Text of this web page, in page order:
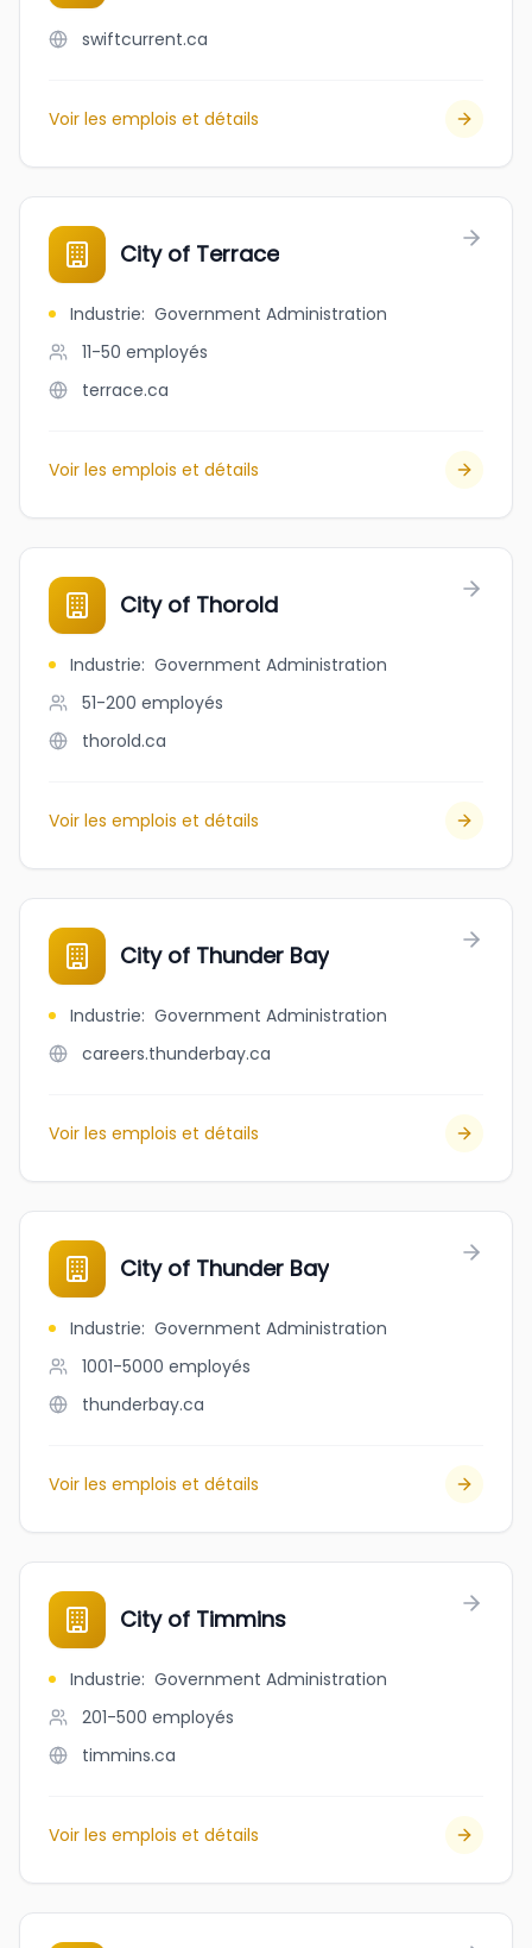
swiftcurrent.ca
Voir les emplois et détails
City of Terrace
Industrie: Government Administration
11-50 employés
terrace.ca
Voir les emplois et détails
City of Thorold
Industrie: Government Administration
51-200 employés
thorold.ca
Voir les emplois et détails
City of Thunder Bay
Industrie: Government Administration
careers.thunderbay.ca
Voir les emplois et détails
City of Thunder Bay
Industrie: Government Administration
1001-5000 employés
thunderbay.ca
Voir les emplois et détails
City of Timmins
Industrie: Government Administration
201-500 employés
timmins.ca
Voir les emplois et détails